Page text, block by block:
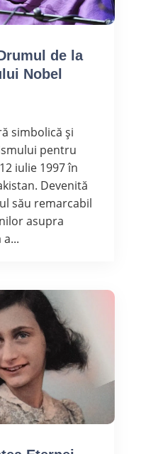
de la
Nobel
simbolică și
pentru
iulie 1997 în
Devenită
său remarcabil
asupra